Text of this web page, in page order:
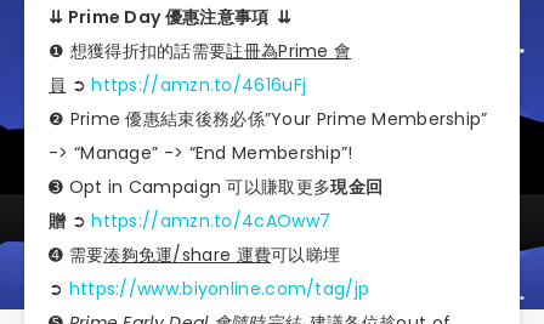
⇊ Prime Day 優惠注意事項 ⇊
❶ 想獲得折扣的話需要註冊為Prime 會
員 ➲https://amzn.to/4616uFj
❷ Prime 優惠結束後務必係”Your Prime Membership”
-> “Manage” -> “End Membership”!
➌ Opt in Campaign 可以賺取更多現金回
贈 ➲https://amzn.to/4cAOww7
➍ 需要湊夠免運/share 運費可以睇埋
➲ https://www.biyonline.com/tag/jp